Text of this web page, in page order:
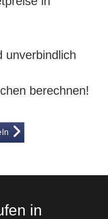
unverbindlich
berechnen!
in